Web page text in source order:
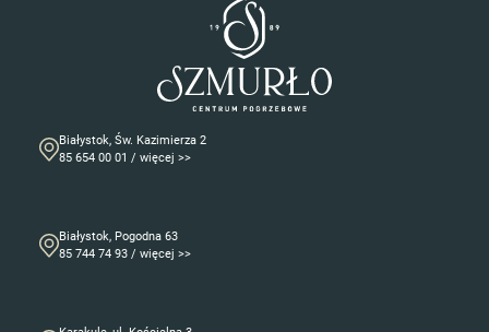
Białystok, Św. Kazimierza 2
85 654 00 01 / więcej >>
Białystok, Pogodna 63
85 744 74 93 / więcej >>